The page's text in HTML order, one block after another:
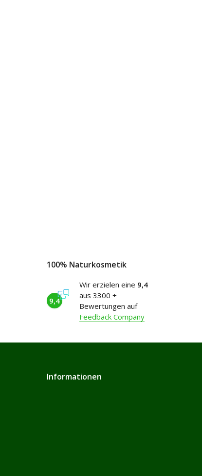
100% Naturkosmetik
9,4
Wir erzielen eine 9,4
aus 3300 +
Bewertungen auf
Feedback Company
Informationen